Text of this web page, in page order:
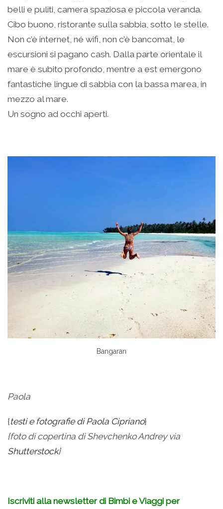
belli e puliti, camera spaziosa e piccola veranda.
Cibo buono, ristorante sulla sabbia, sotto le stelle.
Non c’è internet, né wifi, non c’è bancomat, le
escursioni si pagano cash. Dalla parte orientale il
mare è subito profondo, mentre a est emergono
fantastiche lingue di sabbia con la bassa marea, in
mezzo al mare.
Un sogno ad occhi aperti.
Bangaran
Paola
{testi e fotografie di Paola Cipriano}
{foto di copertina di Shevchenko Andrey via
Shutterstock}
Iscriviti alla newsletter di Bimbi e Viaggi per